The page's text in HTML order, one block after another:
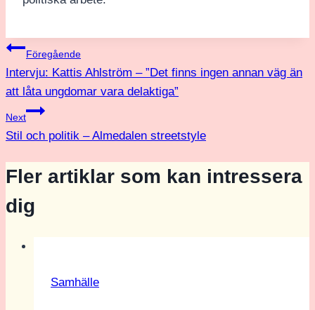
Inläggsnavigering
Föregående
Intervju: Kattis Ahlström – ”Det finns ingen annan väg än
att låta ungdomar vara delaktiga”
Next
Stil och politik – Almedalen streetstyle
Fler artiklar som kan intressera
dig
Samhälle